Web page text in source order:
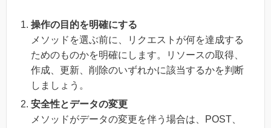
操作の目的を明確にする
メソッドを選ぶ前に、リクエストが何を達成する
ためのものかを明確にします。リソースの取得、
作成、更新、削除のいずれかに該当するかを判断
しましょう。
安全性とデータの変更
メソッドがデータの変更を伴う場合は、POST、